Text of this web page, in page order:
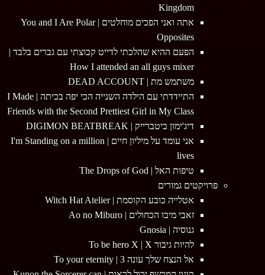
Kingdom
אתה ואני הפכים מוחלטים | You and I Are Polar
Opposites
הפעם ההיא שהלכתי לדייט קבוצתי עם גברים בלבד |
How I attended an all guys mixer
משתמש מת | DEAD ACCOUNT
התיידדתי עם הילדה השנייה הכי יפה בכיתה | I Made
Friends with the Second Prettiest Girl in My Class
דיג'ימון ביטברייק | DIGIMON BEATBREAK
אני עומד על מיליון חיים | I'm Standing on a million
lives
טיפות האל | The Drops of God
פרויקטים גמורים
אטלייה כובע הקוסמת | Witch Hat Atelier
זאבי מיבו הכחולים | Ao no Miburo
גנוסיה | Gnosia
להיות גיבור To be hero X | X
אל הנצח שלך עונה 3 | To your eternity